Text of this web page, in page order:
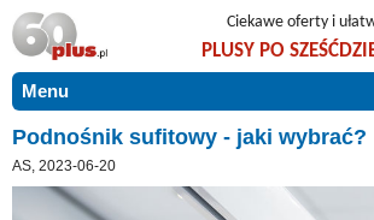
Ciekawe oferty i
PLUSY PO
Menu
START
PROMOCJE
Podnośnik sufitowy - jaki wybrać?
AS, 2023-06-20